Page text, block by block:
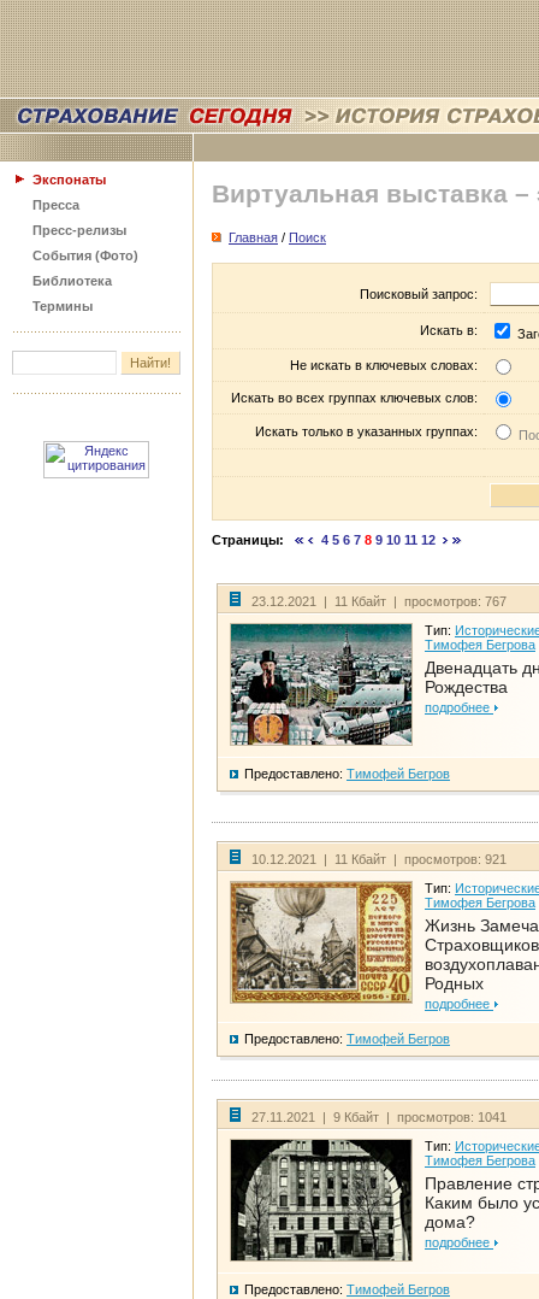
Экспонаты
Пресса
Пресс-релизы
События (Фото)
Библиотека
Термины
Виртуальная выставка –
Главная / Поиск
Поисковый запрос:
Искать в:
Не искать в ключевых словах:
Искать во всех группах ключевых слов:
Искать только в указанных группах:
Страницы: 4 5 6 7 8 9 10 11 12
23.12.2021 | 11 Кбайт | просмотров: 767
Тип:
Тимофея Бегрова
Двенадцать
Рождества
подробнее
Предоставлено: Тимофей Бегров
10.12.2021 | 11 Кбайт | просмотров: 921
Тип:
Тимофея Бегрова
Жизнь
Родных
подробнее
Предоставлено: Тимофей Бегров
27.11.2021 | 9 Кбайт | просмотров: 1041
Тип:
Тимофея Бегрова
Правление
Каким было
дома?
подробнее
Предоставлено: Тимофей Бегров